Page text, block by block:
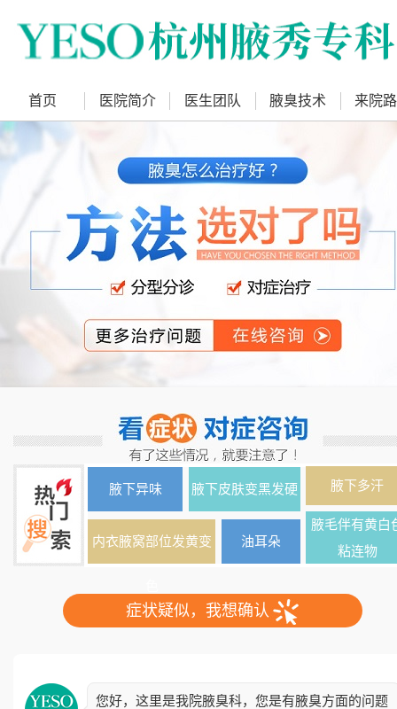
首页 医院简介 医生团队 腋臭技术 来院
腋下异味 腋下皮肤变黑发硬 腋下多汗
内衣腋窝部位发黄变 油耳朵
腋毛伴有黄白
粘连物
症状疑似，我想确认
您好，这里是我院腋臭科，您是有腋臭方面的问题